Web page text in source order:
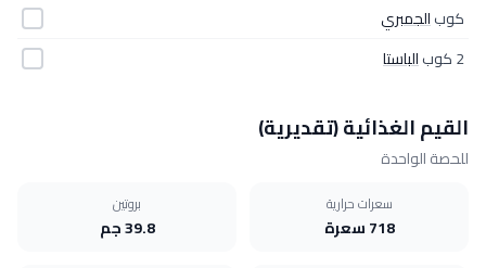
كوبالجمبري
2 كوب
الباستا
القيم الغذائية (تقديرية)
للحصة الواحدة
سعرات حرارية
718 سعرة
بروتين
39.8 جم